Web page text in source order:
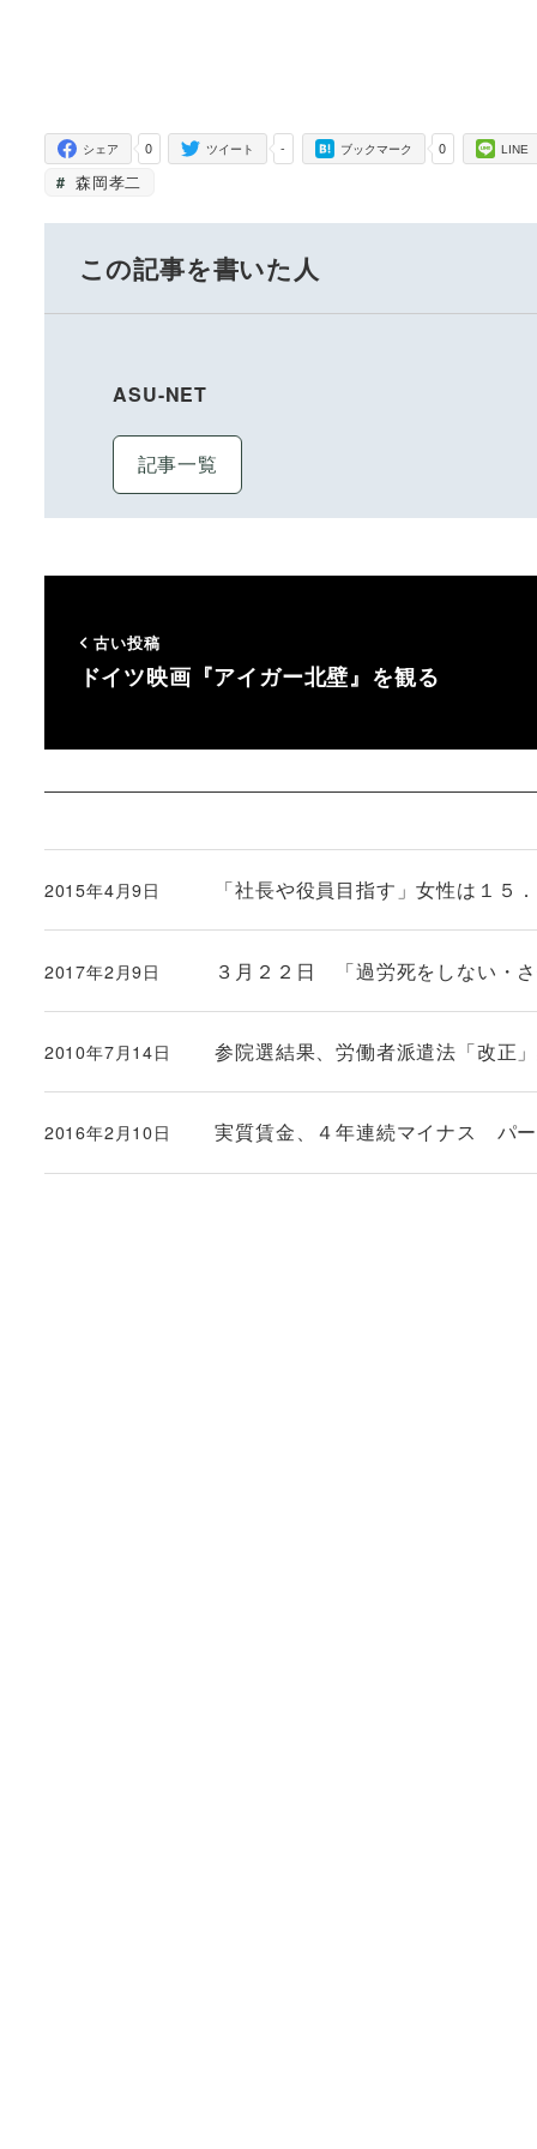
0
シェア -
ツイート 0
ブックマーク LINE
森岡孝二
この記事を書いた人
ASU-NET
記事一覧
古い投稿
ドイツ映画『アイガー北壁』を観る
「社長や役員目指す」女性は１
投稿日
2015年4月9日
３月２２日 「過労死をしない・
投稿日
2017年2月9日
参院選結果、労働者派遣法「改正
投稿日
2010年7月14日
実質賃金、４年連続マイナス パ
投稿日
2016年2月10日